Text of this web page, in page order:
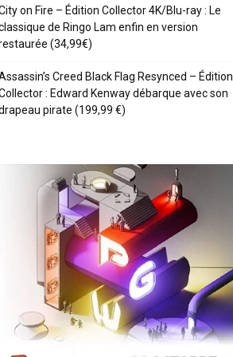
on Fire – Édition Collector 4K/Blu-ray : Le
de Ringo Lam enfin en version
(34,99€)
Creed Black Flag Resynced – Édition
: Edward Kenway débarque avec son
pirate (199,99 €)